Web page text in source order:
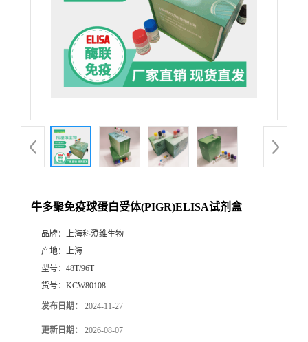
牛多聚免疫球蛋白受体(PIGR)ELISA试剂盒
品牌：
上海科澄维生物
产地：
上海
型号： 48T/96T
货号： KCW80108
发布日期： 2024-11-27
更新日期： 2026-08-07